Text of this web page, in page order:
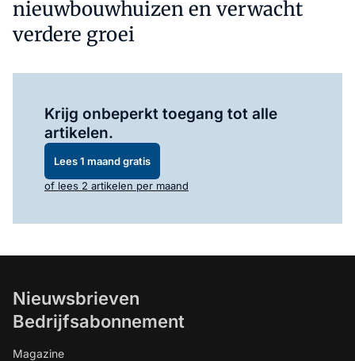
nieuwbouwhuizen en verwacht
verdere groei
Krijg onbeperkt toegang tot alle
artikelen.
Lees 1 maand gratis
of lees 2 artikelen per maand
Nieuwsbrieven
Bedrijfsabonnement
Magazine